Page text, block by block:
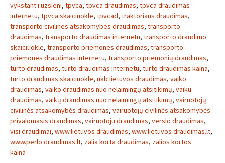
vykstant i uzsieni, tpvca, tpvca draudimas, tpvca draudimas
internetu, tpvca skaiciuokle, tpvcad, traktoriaus draudimas,
transporto civilines atsakomybes draudimas, transporto
draudimas, transporto draudimas internetu, transporto draudimo
skaiciuokle, transporto priemones draudimas, transporto
priemones draudimas internetu, transporto priemonių draudimas,
turto draudimas, turto draudimas internetu, turto draudimas kaina,
turto draudimas skaiciuokle, uab lietuvos draudimas, vaiko
draudimas, vaiko draudimas nuo nelaimingų atsitikimų, vaiku
draudimas, vaikų draudimas nuo nelaimingų atsitikimų, vairuotojų
civilinės atsakomybės draudimas, vairuotojų civilinės atsakomybės
privalomasis draudimas, vairuotoju draudimas, verslo draudimas,
visi draudimai, www.lietuvos draudimas, www.lietuvos draudimas.lt,
www.perlo draudimas.lt, zalia korta draudimas, zalios kortos
kaina